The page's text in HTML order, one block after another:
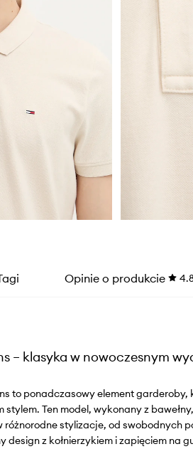
Opinie o produkcie
– klasyka w nowoczesnym
to ponadczasowy element garderoby,
stylem. Ten model, wykonany z
różnorodne stylizacje, od swobodnych
design z kołnierzykiem i zapięciem na